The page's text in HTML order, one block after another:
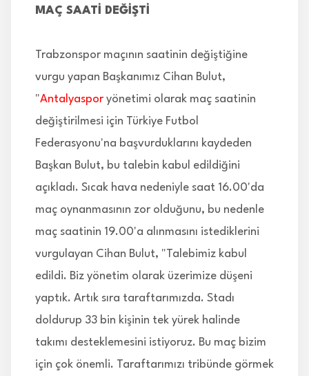
MAÇ SAATİ DEĞİŞTİ
Trabzonspor maçının saatinin değiştiğine
vurgu yapan Başkanımız Cihan Bulut,
"Antalyaspor yönetimi olarak maç saatinin
değiştirilmesi için Türkiye Futbol
Federasyonu'na başvurduklarını kaydeden
Başkan Bulut, bu talebin kabul edildiğini
açıkladı. Sıcak hava nedeniyle saat 16.00'da
maç oynanmasının zor olduğunu, bu nedenle
maç saatinin 19.00'a alınmasını istediklerini
vurgulayan Cihan Bulut, "Talebimiz kabul
edildi. Biz yönetim olarak üzerimize düşeni
yaptık. Artık sıra taraftarımızda. Stadı
doldurup 33 bin kişinin tek yürek halinde
takımı desteklemesini istiyoruz. Bu maç bizim
için çok önemli. Taraftarımızı tribünde görmek